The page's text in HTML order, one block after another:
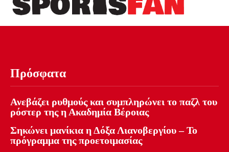
Πρόσφατα
Ανεβάζει ρυθμούς και συμπληρώνει το παζλ του
ρόστερ της η Ακαδημία Βέροιας
Σηκώνει μανίκια η Δόξα Λιανοβεργίου – Το
πρόγραμμα της προετοιμασίας